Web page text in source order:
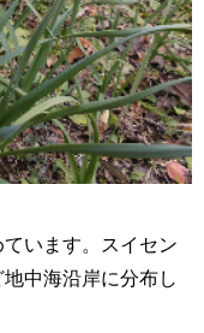
います。スイセン
中海沿岸に分布し